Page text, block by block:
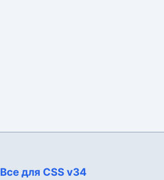
Все для CSS v34